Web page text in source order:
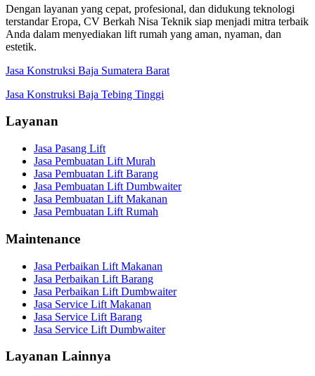
Dengan layanan yang cepat, profesional, dan didukung teknologi
terstandar Eropa, CV Berkah Nisa Teknik siap menjadi mitra terbaik
Anda dalam menyediakan lift rumah yang aman, nyaman, dan
estetik.
Jasa Konstruksi Baja Sumatera Barat
Jasa Konstruksi Baja Tebing Tinggi
Layanan
Jasa Pasang Lift
Jasa Pembuatan Lift Murah
Jasa Pembuatan Lift Barang
Jasa Pembuatan Lift Dumbwaiter
Jasa Pembuatan Lift Makanan
Jasa Pembuatan Lift Rumah
Maintenance
Jasa Perbaikan Lift Makanan
Jasa Perbaikan Lift Barang
Jasa Perbaikan Lift Dumbwaiter
Jasa Service Lift Makanan
Jasa Service Lift Barang
Jasa Service Lift Dumbwaiter
Layanan Lainnya